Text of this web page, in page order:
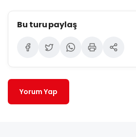
Bu turu paylaş
Yorum Yap